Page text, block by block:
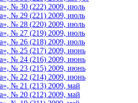
№ 30 (222) 2009, июль
№ 29 (221) 2009, июль
№ 28 (220) 2009, июль
№ 27 (219) 2009, июль
№ 26 (218) 2009, июль
№ 25 (217) 2009, июнь
№ 24 (216) 2009, июнь
№ 23 (215) 2009, июнь
№ 22 (214) 2009, июнь
№ 21 (213) 2009, май
№ 20 (212) 2009, май